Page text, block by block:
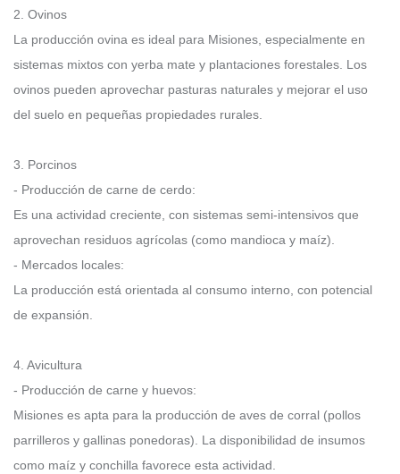
2. Ovinos
La producción ovina es ideal para Misiones, especialmente en
sistemas mixtos con yerba mate y plantaciones forestales. Los
ovinos pueden aprovechar pasturas naturales y mejorar el uso
del suelo en pequeñas propiedades rurales.
3. Porcinos
- Producción de carne de cerdo:
Es una actividad creciente, con sistemas semi-intensivos que
aprovechan residuos agrícolas (como mandioca y maíz).
- Mercados locales:
La producción está orientada al consumo interno, con potencial
de expansión.
4. Avicultura
- Producción de carne y huevos:
Misiones es apta para la producción de aves de corral (pollos
parrilleros y gallinas ponedoras). La disponibilidad de insumos
como maíz y conchilla favorece esta actividad.